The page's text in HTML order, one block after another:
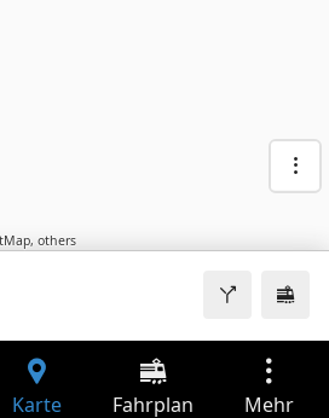
, others
Karte Fahrplan Mehr